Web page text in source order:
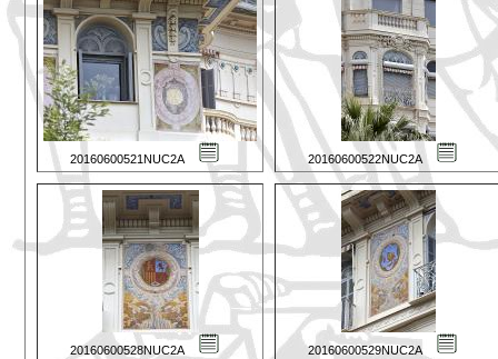
20160600521NUC2A 20160600522NUC2A
20160600528NUC2A 20160600529NUC2A